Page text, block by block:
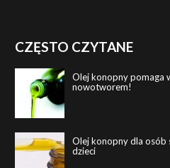
CZĘSTO CZYTANE
Olej konopny pomaga
nowotworem!
Olej konopny dla osób
dzieci